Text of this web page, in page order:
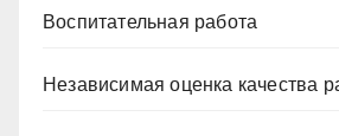
Воспитательная работа
Независимая оценка качества